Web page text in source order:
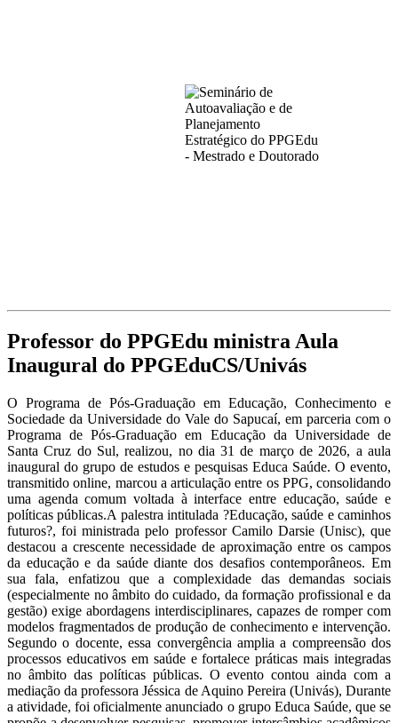
Professor do PPGEdu ministra Aula
Inaugural do PPGEduCS/Univás
O Programa de Pós-Graduação em Educação, Conhecimento e
Sociedade da Universidade do Vale do Sapucaí, em parceria com o
Programa de Pós-Graduação em Educação da Universidade de
Santa Cruz do Sul, realizou, no dia 31 de março de 2026, a aula
inaugural do grupo de estudos e pesquisas Educa Saúde. O evento,
transmitido online, marcou a articulação entre os PPG, consolidando
uma agenda comum voltada à interface entre educação, saúde e
políticas públicas.A palestra intitulada ?Educação, saúde e caminhos
futuros?, foi ministrada pelo professor Camilo Darsie (Unisc), que
destacou a crescente necessidade de aproximação entre os campos
da educação e da saúde diante dos desafios contemporâneos. Em
sua fala, enfatizou que a complexidade das demandas sociais
(especialmente no âmbito do cuidado, da formação profissional e da
gestão) exige abordagens interdisciplinares, capazes de romper com
modelos fragmentados de produção de conhecimento e intervenção.
Segundo o docente, essa convergência amplia a compreensão dos
processos educativos em saúde e fortalece práticas mais integradas
no âmbito das políticas públicas. O evento contou ainda com a
mediação da professora Jéssica de Aquino Pereira (Univás), Durante
a atividade, foi oficialmente anunciado o grupo Educa Saúde, que se